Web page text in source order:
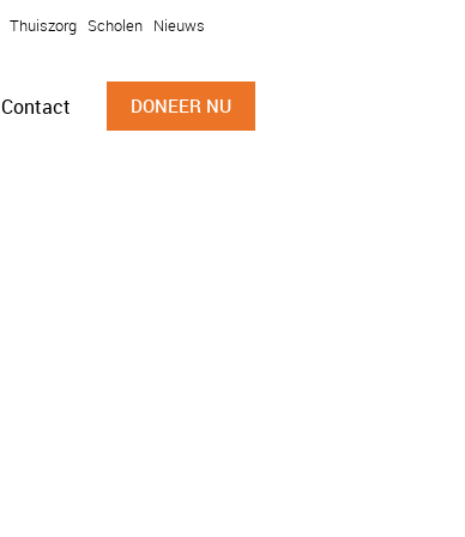
Thuiszorg Scholen Nieuws
Contact DONEER NU